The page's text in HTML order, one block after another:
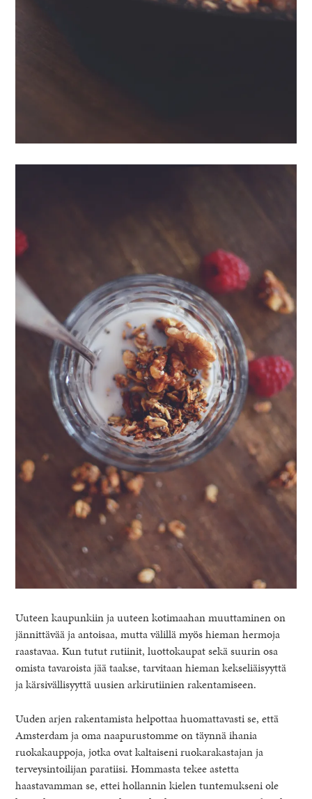
Uuteen kaupunkiin ja uuteen kotimaahan muuttaminen on
jännittävää ja antoisaa, mutta välillä myös hieman hermoja
raastavaa. Kun tutut rutiinit, luottokaupat sekä suurin osa
omista tavaroista jää taakse, tarvitaan hieman kekseliäisyyttä
ja kärsivällisyyttä uusien arkirutiinien rakentamiseen.
Uuden arjen rakentamista helpottaa huomattavasti se, että
Amsterdam ja oma naapurustomme on täynnä ihania
ruokakauppoja, jotka ovat kaltaiseni ruokarakastajan ja
terveysintoilijan paratiisi. Hommasta tekee astetta
haastavamman se, ettei hollannin kielen tuntemukseni ole